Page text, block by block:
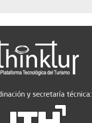
y secretaría técnica: